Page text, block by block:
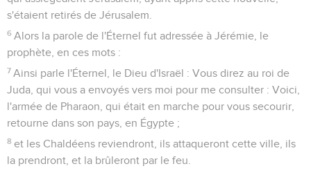
s'étaient retirés de Jérusalem.
6 Alors la parole de l'Éternel fut adressée à Jérémie, le
prophète, en ces mots :
7 Ainsi parle l'Éternel, le Dieu d'Israël : Vous direz au roi de
Juda, qui vous a envoyés vers moi pour me consulter : Voici,
l'armée de Pharaon, qui était en marche pour vous secourir,
retourne dans son pays, en Égypte ;
8 et les Chaldéens reviendront, ils attaqueront cette ville, ils
la prendront, et la brûleront par le feu.